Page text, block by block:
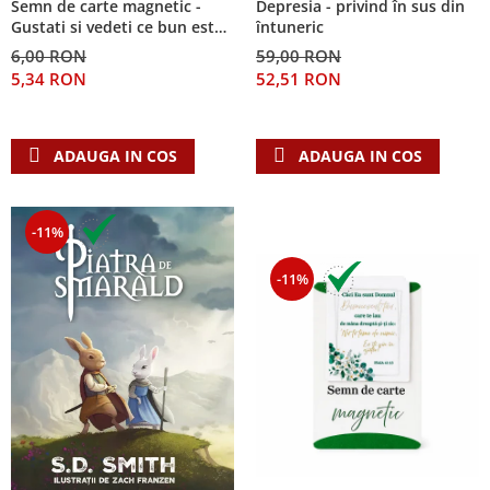
Despre afaceri
Dezvoltare personala
Leadership
Mediu
Semn de carte magnetic -
Gustati si vedeti ce bun este
Domnul!
6,00 RON
5,34 RON
ADAUGA IN COS
Depresia - privind în sus din
întuneric
59,00 RON
52,51 RON
ADAUGA IN COS
-11%
-11%